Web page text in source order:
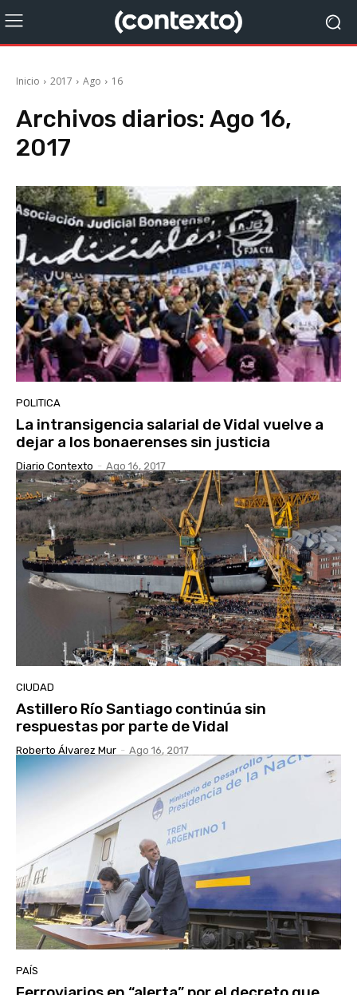
Inicio 2017 Ago 16
Archivos diarios: Ago 16,
2017
POLITICA
La intransigencia salarial de Vidal vuelve a
dejar a los bonaerenses sin justicia
Diario Contexto - Ago 16, 2017
CIUDAD
Astillero Río Santiago continúa sin
respuestas por parte de Vidal
Roberto Álvarez Mur - Ago 16, 2017
PAÍS